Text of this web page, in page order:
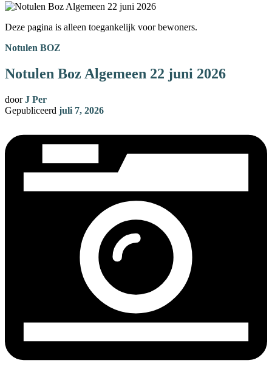
Deze pagina is alleen toegankelijk voor bewoners.
Notulen BOZ
Notulen Boz Algemeen 22 juni 2026
doorJ Per
Gepubliceerd juli 7, 2026